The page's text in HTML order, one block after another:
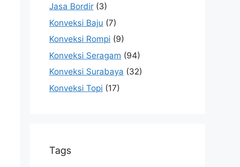
Jasa Bordir (3)
Konveksi Baju (7)
Konveksi Rompi (9)
Konveksi Seragam (94)
Konveksi Surabaya (32)
Konveksi Topi (17)
Tags